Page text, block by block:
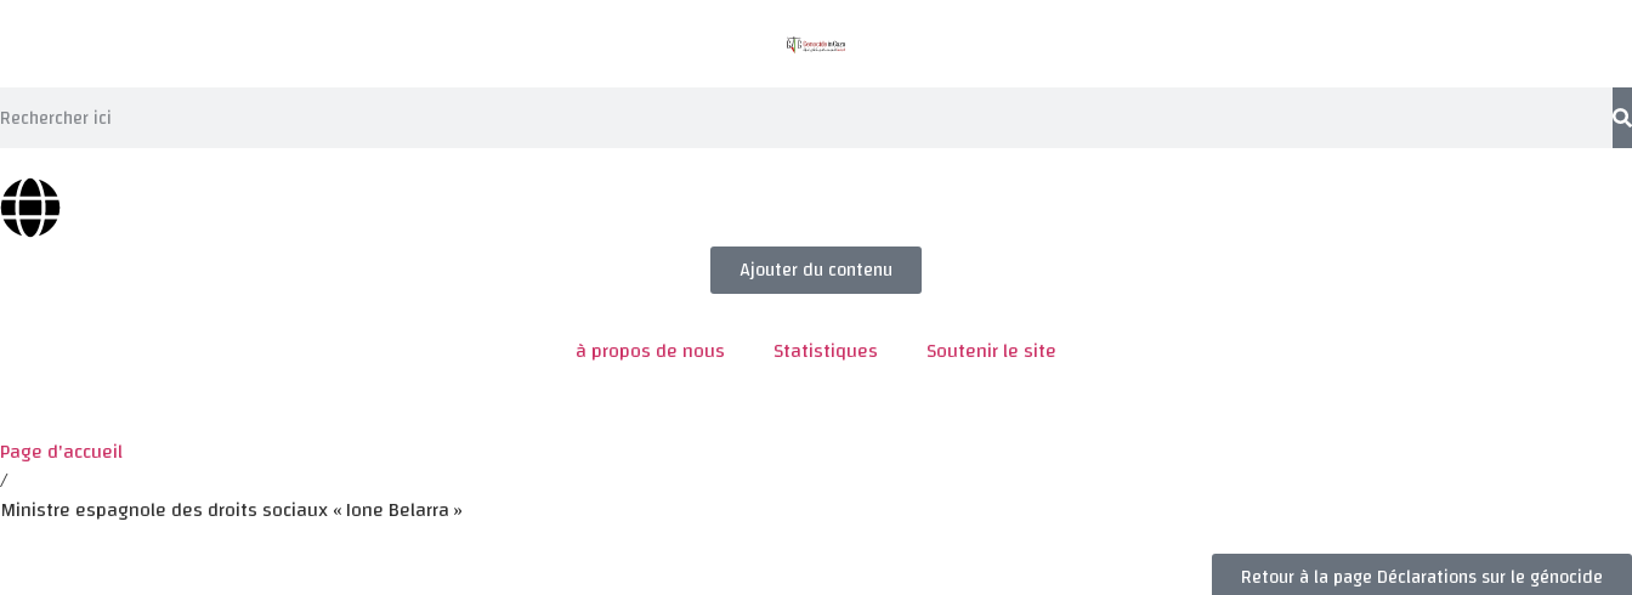
Ajouter du contenu
à propos de nous Statistiques Soutenir le site
Page d'accueil
/
Ministre espagnole des droits sociaux « Ione Belarra »
Retour à la page Déclarations sur le génocide